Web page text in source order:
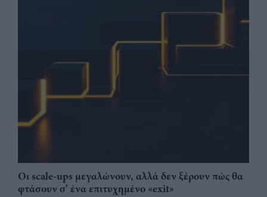
Οι scale-ups μεγαλώνουν, αλλά δεν ξέρουν πώς θα
φτάσουν σ' ένα επιτυχημένο «exit»